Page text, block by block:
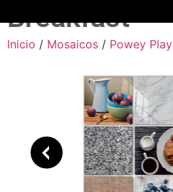
Breakfast
Inicio / Mosaicos / Powey Play